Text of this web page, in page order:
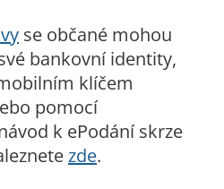
se občané mohou
bankovní identity,
klíčem
pomocí
k ePodání skrze
zde.